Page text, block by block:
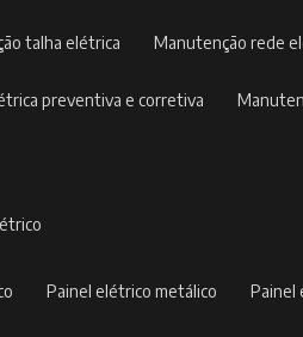
talha elétrica manutenção rede
preventiva e corretiva
painel elétrico metálico